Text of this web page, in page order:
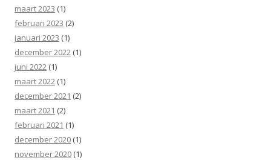
maart 2023 (1)
februari 2023 (2)
januari 2023 (1)
december 2022 (1)
juni 2022 (1)
maart 2022 (1)
december 2021 (2)
maart 2021 (2)
februari 2021 (1)
december 2020 (1)
november 2020 (1)